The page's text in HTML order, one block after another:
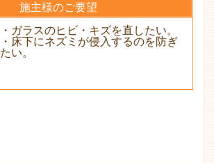
施主様のご要望
・ガラスのヒビ・キズを直したい。
・床下にネズミが侵入するのを防ぎ
たい。